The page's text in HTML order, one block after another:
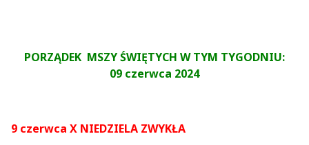
PORZĄDEK MSZY ŚWIĘTYCH W TYM TYGODNIU:
09 czerwca 2024
9 czerwca X NIEDZIELA ZWYKŁA